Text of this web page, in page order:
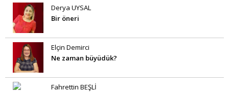
Derya UYSAL
Bir öneri
Elçin Demirci
Ne zaman büyüdük?
Fahrettin BEŞLİ